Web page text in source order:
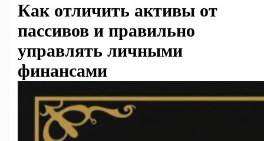
Как отличить активы от
пассивов и правильно
управлять личными
финансами